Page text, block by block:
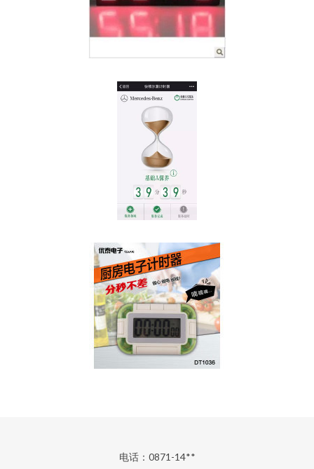
电话：0871-14**